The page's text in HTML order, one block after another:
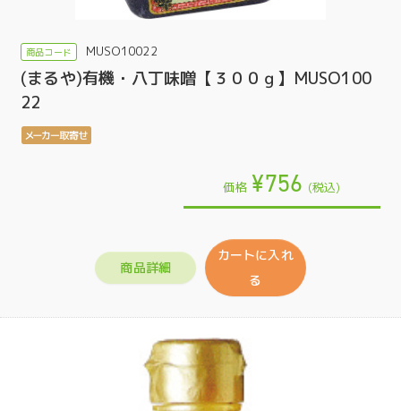
MUSO10022
(まるや)有機・八丁味噌【３００ｇ】MUSO100
22
価格 ¥756 (税込)
商品詳細
カートに入れ
る